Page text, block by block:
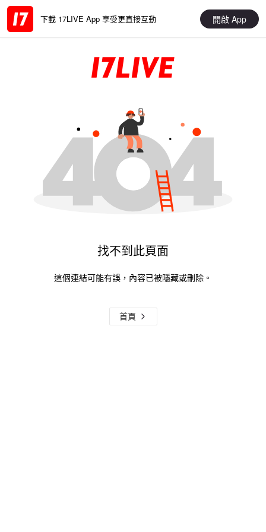
下載 17LIVE App 享受更直接互動 開啟 App
找不到此頁面
這個連結可能有誤，內容已被隱藏或刪除。
首頁